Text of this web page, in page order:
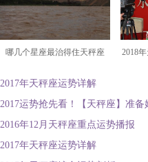
哪几个星座最治得住天秤座 2018
2017年天秤座运势详解
2017运势抢先看！【天秤座】准备
2016年12月天秤座重点运势播报
2017年天秤座运势详解